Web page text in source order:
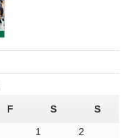
F S
S
1
2